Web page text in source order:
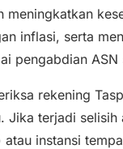
inflasi, serta
pengabdian
rekening
Jika terjadi
instansi